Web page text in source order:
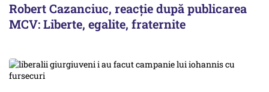
Robert Cazanciuc, reacţie după publicarea
MCV: Liberte, egalite, fraternite